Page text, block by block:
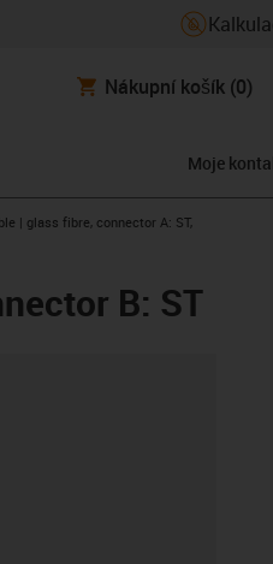
Nákupní košík (0)
Moje
| glass fibre, connector A: ST,
B: ST